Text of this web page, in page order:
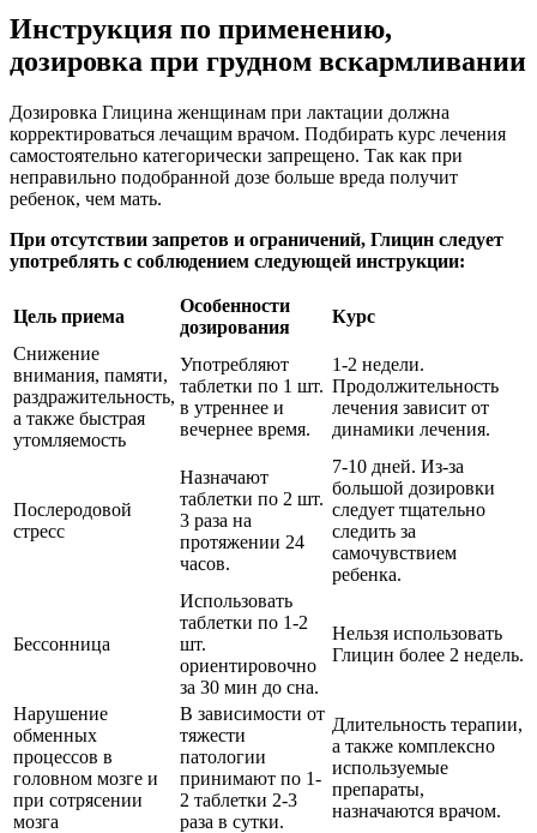
Инструкция по применению,
дозировка при грудном вскармливании
Дозировка Глицина женщинам при лактации должна
корректироваться лечащим врачом. Подбирать курс лечения
самостоятельно категорически запрещено. Так как при
неправильно подобранной дозе больше вреда получит
ребенок, чем мать.
При отсутствии запретов и ограничений, Глицин следует
употреблять с соблюдением следующей инструкции:
Цель приема
Особенности
дозирования
Курс
Снижение
внимания, памяти,
раздражительность,
а также быстрая
утомляемость
Употребляют
таблетки по 1 шт.
в утреннее и
вечернее время.
1-2 недели.
Продолжительность
лечения зависит от
динамики лечения.
Послеродовой
стресс
Назначают
таблетки по 2 шт.
3 раза на
протяжении 24
часов.
7-10 дней. Из-за
большой дозировки
следует тщательно
следить за
самочувствием
ребенка.
Бессонница
Использовать
таблетки по 1-2
шт.
ориентировочно
за 30 мин до сна.
Нельзя использовать
Глицин более 2 недель.
Нарушение
обменных
процессов в
головном мозге и
при сотрясении
мозга
В зависимости от
тяжести
патологии
принимают по 1-
2 таблетки 2-3
раза в сутки.
Длительность терапии,
а также комплексно
используемые
препараты,
назначаются врачом.